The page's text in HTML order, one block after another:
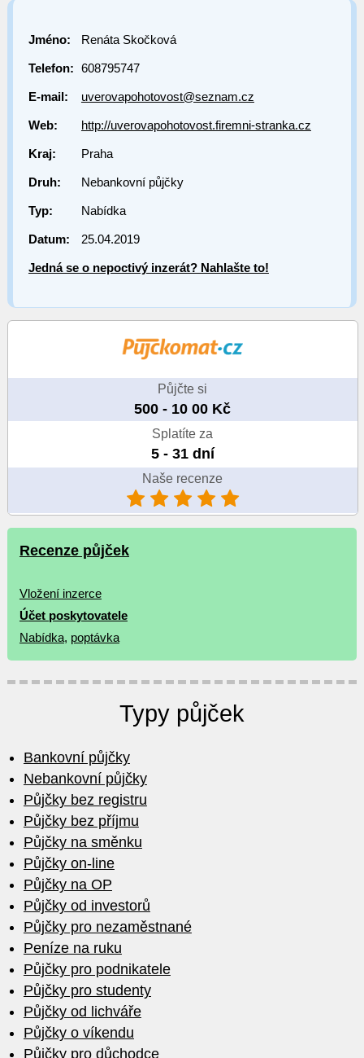
Jméno: Renáta Skočková
Telefon: 608795747
E-mail: uverovapohotovost@seznam.cz
Web: http://uverovapohotovost.firemni-stranka.cz
Kraj: Praha
Druh: Nebankovní půjčky
Typ: Nabídka
Datum: 25.04.2019
Jedná se o nepoctivý inzerát? Nahlašte to!
Půjčte si
500 - 10 00 Kč
Splatíte za
5 - 31 dní
Naše recenze
Recenze půjček
Vložení inzerce
Účet poskytovatele
Nabídka, poptávka
Typy půjček
Bankovní půjčky
Nebankovní půjčky
Půjčky bez registru
Půjčky bez příjmu
Půjčky na směnku
Půjčky on-line
Půjčky na OP
Půjčky od investorů
Půjčky pro nezaměstnané
Peníze na ruku
Půjčky pro podnikatele
Půjčky pro studenty
Půjčky od lichváře
Půjčky o víkendu
Půjčky pro důchodce